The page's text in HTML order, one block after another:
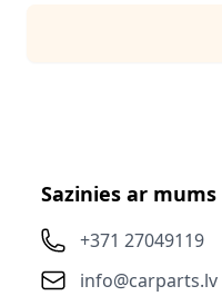
Sazinies ar mums
+371 27049119
info@carparts.lv